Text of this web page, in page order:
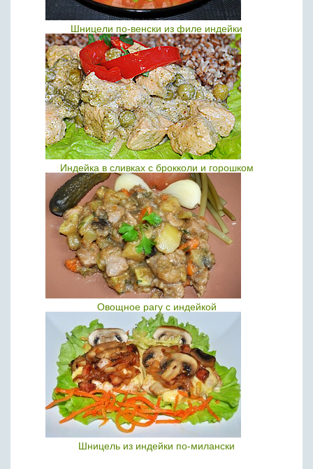
Шницели по-венски из филе индейки
Индейка в сливках с брокколи и горошком
Овощное рагу с индейкой
Шницель из индейки по-милански